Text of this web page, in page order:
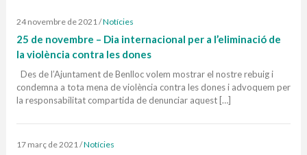
24 novembre de 2021/Notícies
25 de novembre – Dia internacional per a l’eliminació de
la violència contra les dones
Des de l’Ajuntament de Benlloc volem mostrar el nostre rebuig i
condemna a tota mena de violència contra les dones i advoquem per
la responsabilitat compartida de denunciar aquest […]
17 març de 2021/Notícies